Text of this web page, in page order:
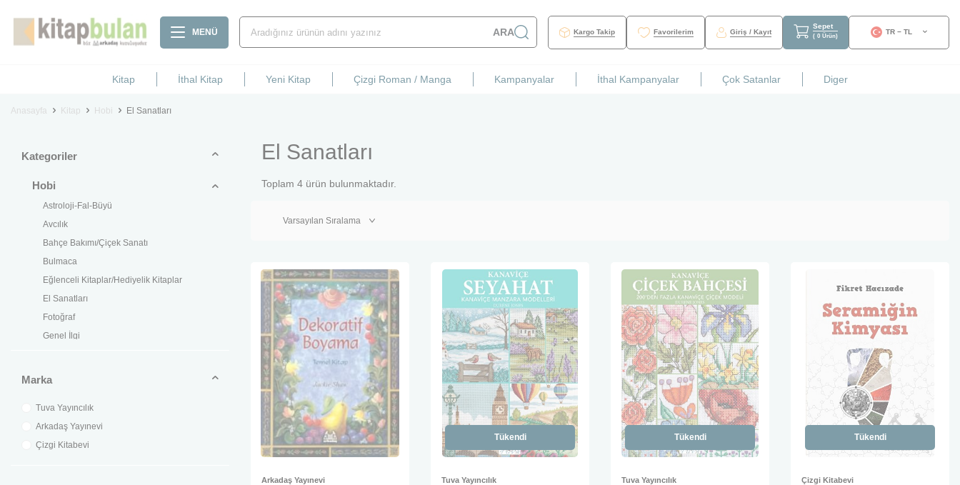
MENÜ ARA Kargo Takip Favorilerim Giriş / Kayıt
Sepet
( 0 Ürün)
TR − TL
Kitap İthal Kitap Yeni Kitap Çizgi Roman / Manga Kampanyalar İthal Kampanyalar Çok Satanlar Diger
Anasayfa Kitap Hobi El Sanatları
Kategoriler
Hobi
Astroloji-Fal-Büyü
Avcılık
Bahçe Bakımı/Çiçek Sanatı
Bulmaca
Eğlenceli Kitaplar/Hediyelik Kitaplar
El Sanatları
Fotoğraf
Genel İlgi
Kurgu
Moda
Oyun Kitapları / Oyun
Marka
Tuva Yayıncılık
Arkadaş Yayınevi
Çizgi Kitabevi
El Sanatları
Toplam 4 ürün bulunmaktadır.
Arkadaş Yayınevi
Tükendi
Tuva Yayıncılık
Tükendi
Tuva Yayıncılık
Tükendi
Çizgi Kitabevi